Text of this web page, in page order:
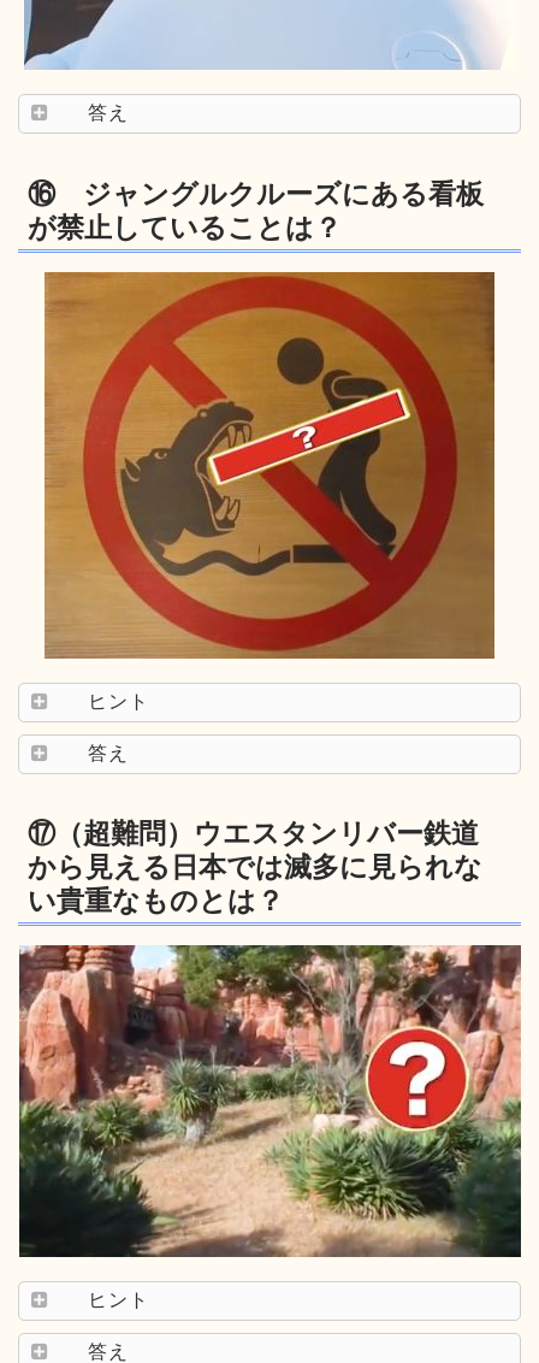
答え
⑯ ジャングルクルーズにある看板
が禁止していることは？
ヒント
答え
⑰（超難問）ウエスタンリバー鉄道
から見える日本では滅多に見られな
い貴重なものとは？
ヒント
答え